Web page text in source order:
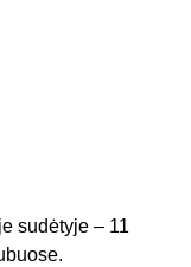
sudėtyje – 11